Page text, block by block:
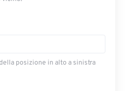
posizione in alto a sinistra